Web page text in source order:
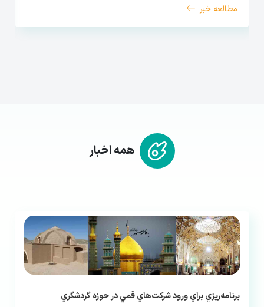
مطالعه خبر
همه اخبار
برنامه‌ريزي براي ورود شركت‌هاي قمي در حوزه گردشگري